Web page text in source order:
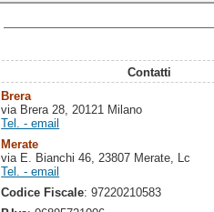
Contatti
Brera
via Brera 28, 20121 Milano
Tel. - email
Merate
via E. Bianchi 46, 23807 Merate, Lc
Tel. - email
Codice Fiscale: 97220210583